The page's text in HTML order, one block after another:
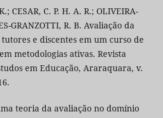
CESAR, C. P. H. A. R.; OLIVEIRA-
GRANZOTTI, R. B. Avaliação da
e discentes em um curso de
metodologias ativas. Revista
em Educação, Araraquara, v.
teoria da avaliação no domínio